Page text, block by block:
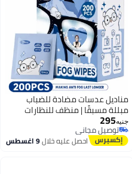
مناديل عدسات مضادة للضباب
مبللة مسبقًا | منظف للنظارات
ينظف بأمان النظارات، والنظارات
الشمسية، وشاشة الهاتف،
والإلكترونيات، وعدسات الكاميرا
جنيه295
توصيل مجاني
توصيل مجانياحصل عليه خلال9 اغسطس